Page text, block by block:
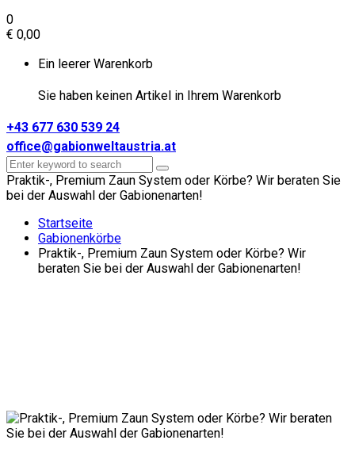
0
€ 0,00
Ein leerer Warenkorb
Sie haben keinen Artikel in Ihrem Warenkorb
+43 677 630 539 24
office@gabionweltaustria.at
Praktik-, Premium Zaun System oder Körbe? Wir beraten Sie
bei der Auswahl der Gabionenarten!
Startseite
Gabionenkörbe
Praktik-, Premium Zaun System oder Körbe? Wir
beraten Sie bei der Auswahl der Gabionenarten!